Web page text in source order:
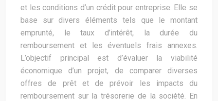
et les conditions d’un crédit pour entreprise. Elle se
base sur divers éléments tels que le montant
emprunté, le taux d’intérêt, la durée du
remboursement et les éventuels frais annexes.
L’objectif principal est d’évaluer la viabilité
économique d’un projet, de comparer diverses
offres de prêt et de prévoir les impacts du
remboursement sur la trésorerie de la société. En